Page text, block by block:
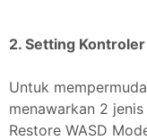
2. Setting
Untuk
menawarkan 2
Restore WASD